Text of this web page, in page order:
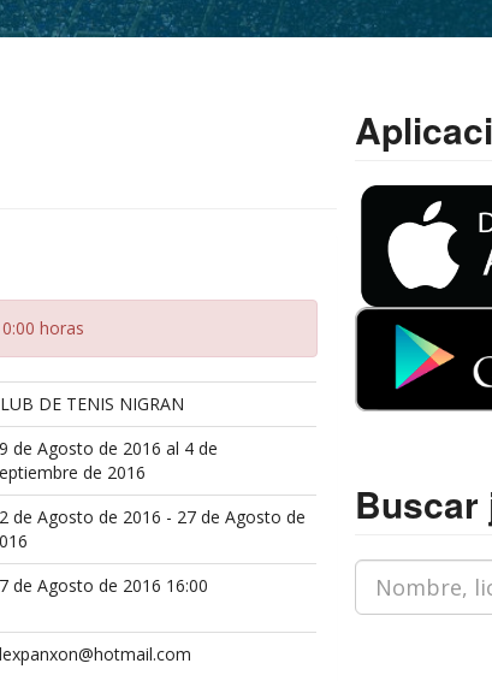
horas
DE TENIS NIGRAN
de Agosto de 2016 al 4 de
de 2016
de Agosto de 2016 - 27 de Agosto de
de Agosto de 2016 16:00
Buscar